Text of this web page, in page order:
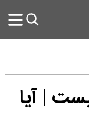
| آیا